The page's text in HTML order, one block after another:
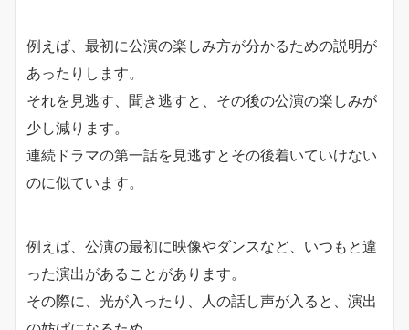
例えば、最初に公演の楽しみ方が分かるための説明が
あったりします。
それを見逃す、聞き逃すと、その後の公演の楽しみが
少し減ります。
連続ドラマの第一話を見逃すとその後着いていけない
のに似ています。
例えば、公演の最初に映像やダンスなど、いつもと違
った演出があることがあります。
その際に、光が入ったり、人の話し声が入ると、演出